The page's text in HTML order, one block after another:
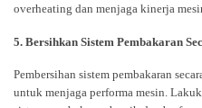
overheating dan menjaga kinerja
5. Bersihkan Sistem Pembakaran
Pembersihan sistem pembakaran
untuk menjaga performa mesin.